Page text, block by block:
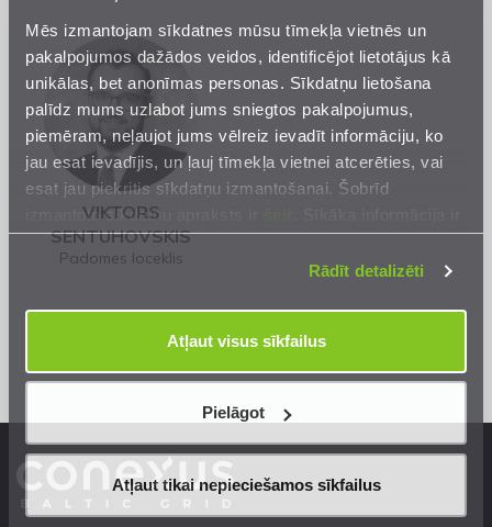
Mēs izmantojam sīkdatnes mūsu tīmekļa vietnēs un
pakalpojumos dažādos veidos, identificējot lietotājus kā
unikālas, bet anonīmas personas. Sīkdatņu lietošana
palīdz mums uzlabot jums sniegtos pakalpojumus,
piemēram, neļaujot jums vēlreiz ievadīt informāciju, ko
jau esat ievadījis, un ļauj tīmekļa vietnei atcerēties, vai
esat jau piekritis sīkdatņu izmantošanai. Šobrīd
izmantoto sīkdatņu apraksts ir
mūsuPrivātuma atrunā.
Rādīt detalizēti
Atļaut visus sīkfailus
Pielāgot
Atļaut tikai nepieciešamos sīkfailus
VIKTORS
SENTUHOVSKIS
Padomes loceklis